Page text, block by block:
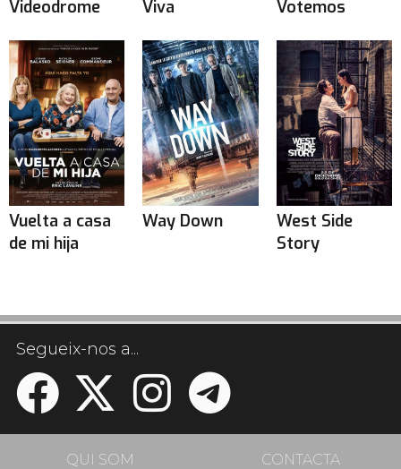
Videodrome Viva Votemos
Vuelta a casa
de mi hija
Way Down
West Side
Story
Segueix-nos a...
QUI SOM CONTACTA